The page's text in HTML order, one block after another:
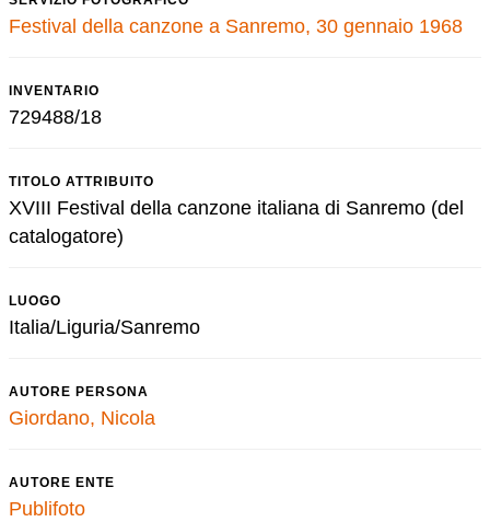
Festival della canzone a Sanremo, 30 gennaio 1968
INVENTARIO
729488/18
TITOLO ATTRIBUITO
XVIII Festival della canzone italiana di Sanremo (del
catalogatore)
LUOGO
Italia/Liguria/Sanremo
AUTORE PERSONA
Giordano, Nicola
AUTORE ENTE
Publifoto